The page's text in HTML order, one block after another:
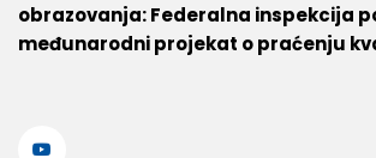
obrazovanja: Federalna inspekcija
međunarodni projekat o praćenju